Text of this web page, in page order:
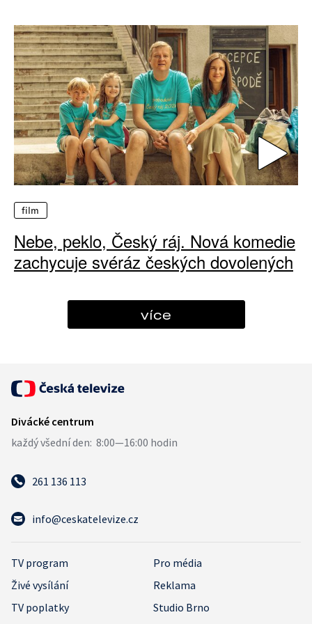
film
Nebe, peklo, Český ráj. Nová komedie
zachycuje svéráz českých dovolených
více
261 136 113
info@ceskatelevize.cz
TV program
Pro média
Živé vysílání
Reklama
TV poplatky
Studio Brno